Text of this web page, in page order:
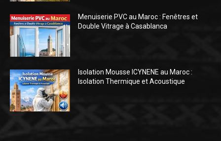
Menuiserie PVC au Maroc : Fenêtres et
Double Vitrage à Casablanca
Isolation Mousse ICYNENE au Maroc :
Isolation Thermique et Acoustique